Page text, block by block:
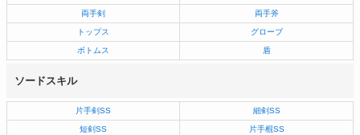
両手剣 両手斧
トップス グローブ
ボトムス 盾
ソードスキル
片手剣SS 細剣SS
短剣SS 片手棍SS